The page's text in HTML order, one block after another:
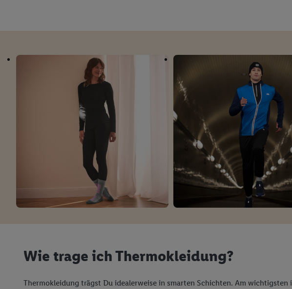
Wie trage ich Thermokleidung?
Thermokleidung trägst Du idealerweise in smarten Schichten. Am